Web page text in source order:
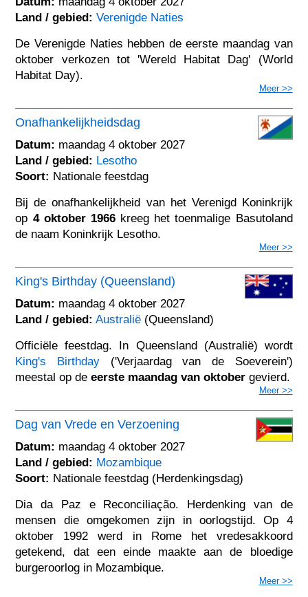
Land / gebied: Verenigde Naties
De Verenigde Naties hebben de eerste maandag van
oktober verkozen tot 'Wereld Habitat Dag' (World
Habitat Day).
Meer >>
Onafhankelijkheidsdag
Datum: maandag 4 oktober 2027
Land / gebied: Lesotho
Soort: Nationale feestdag
Bij de onafhankelijkheid van het Verenigd Koninkrijk
op 4 oktober 1966kreeg het toenmalige Basutoland
de naam Koninkrijk Lesotho.
Meer >>
King's Birthday (Queensland)
Datum: maandag 4 oktober 2027
Land / gebied: Australië (Queensland)
Officiële feestdag. In Queensland (Australië) wordt
King's Birthday ('Verjaardag van de Soeverein')
meestal op deeerste maandag van oktober gevierd.
Meer >>
Dag van Vrede en Verzoening
Datum: maandag 4 oktober 2027
Land / gebied: Mozambique
Soort: Nationale feestdag (Herdenkingsdag)
Dia da Paz e Reconciliação. Herdenking van de
mensen die omgekomen zijn in oorlogstijd. Op 4
oktober 1992 werd in Rome het vredesakkoord
getekend, dat een einde maakte aan de bloedige
burgeroorlog in Mozambique.
Meer >>